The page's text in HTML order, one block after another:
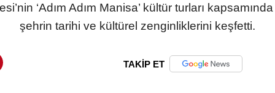
‘Adım Adım Manisa’ kültür turları
şehrin tarihi ve kültürel zenginliklerini keşfetti.
TAKİP ET